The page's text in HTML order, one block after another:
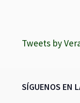
Tweets by
SÍGUENOS EN